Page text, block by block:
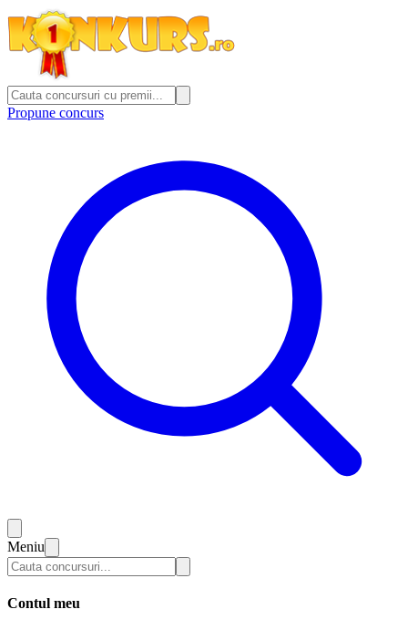
Propune concurs
Meniu
Contul meu